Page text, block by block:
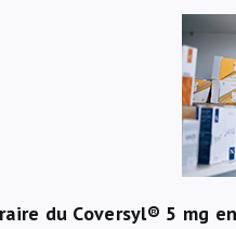
du Coversyl® 5 mg